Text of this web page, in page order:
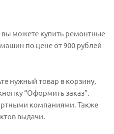
можете купить ремонтные
по цене от 900 рублей
нужный товар в корзину,
“Оформить заказ”.
компаниями. Также
выдачи.